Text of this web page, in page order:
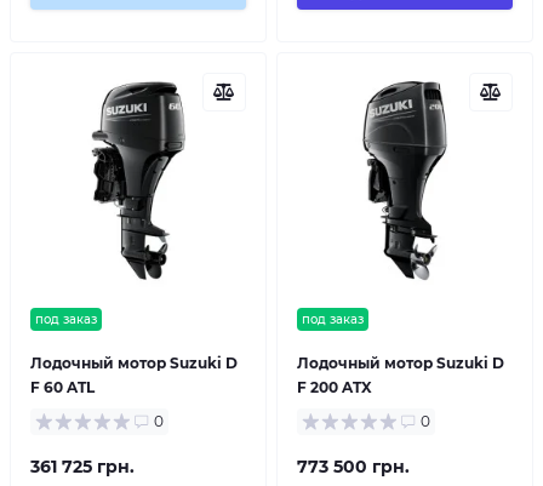
под заказ
Лодочный мотор Suzuki D
F 60 ATL
0
361 725 грн.
под заказ
Лодочный мотор Suzuki D
F 200 ATX
0
773 500 грн.